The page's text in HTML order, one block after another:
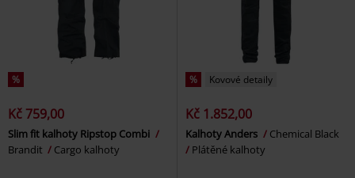
%
Kč 759,00
Slim fit kalhoty Ripstop Combi
Brandit
Cargo kalhoty
% Kovové detaily
Kč 1.852,00
Kalhoty Anders
Chemical Black
Plátěné kalhoty